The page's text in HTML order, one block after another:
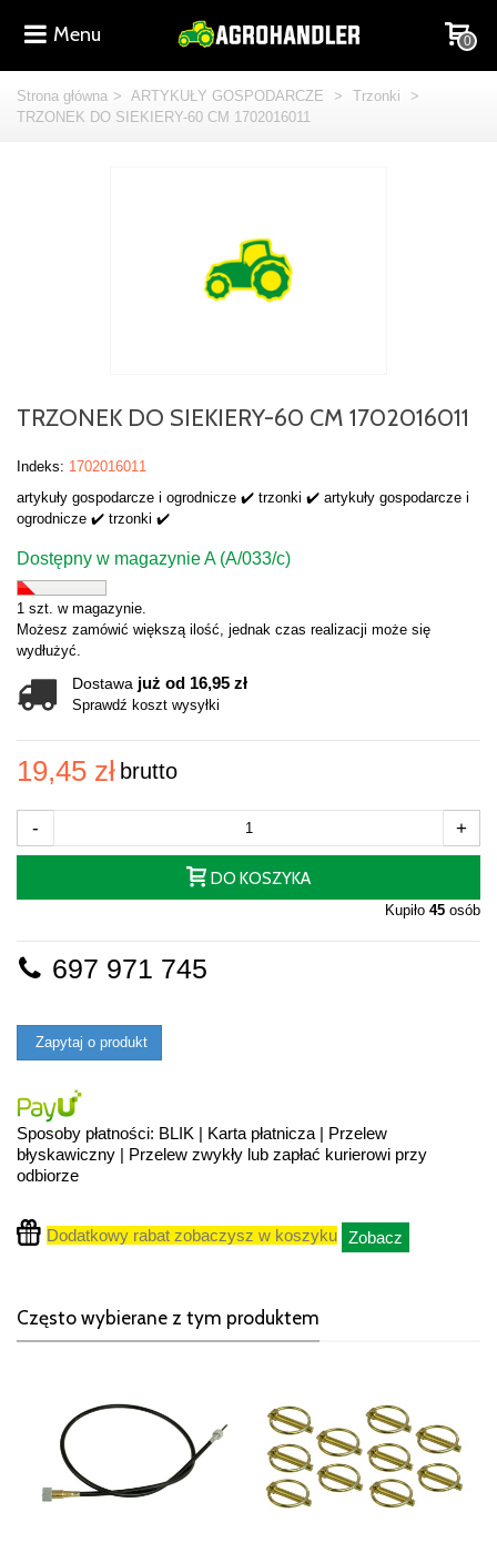
Menu 0
Strona główna > ARTYKUŁY GOSPODARCZE > Trzonki
>
TRZONEK DO SIEKIERY-60 CM 1702016011
TRZONEK DO SIEKIERY-60 CM 1702016011
Indeks: 1702016011
artykuły gospodarcze i ogrodnicze ✔️ trzonki ✔️ artykuły gospodarcze i
ogrodnicze ✔️ trzonki ✔️
Dostępny w magazynie A (A/033/c)
1 szt. w magazynie.
Możesz zamówić większą ilość, jednak czas realizacji może się
wydłużyć.
Dostawa już od 16,95 zł
Sprawdź koszt wysyłki
19,45 zł brutto
- +
DO KOSZYKA
Kupiło 45 osób
697 971 745
Zapytaj o produkt
Sposoby płatności: BLIK | Karta płatnicza | Przelew
błyskawiczny | Przelew zwykły lub zapłać kurierowi przy
odbiorze
Dodatkowy rabat zobaczysz w koszyku Zobacz
Często wybierane z tym produktem